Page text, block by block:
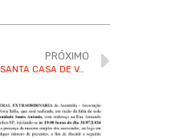
PRÓXIMO
ASSOCIAÇÃO PLANO DE SAÚDE SANTA CASA DE VALINHOS – PLANO DE SAÚDE SANTA CASA DE VALINHOS